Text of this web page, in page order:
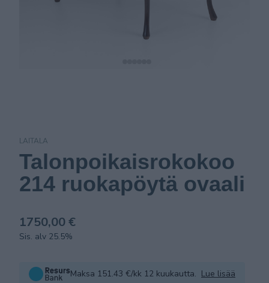
LAITALA
Talonpoikaisrokokoo
214 ruokapöytä ovaali
1750,00 €
Sis. alv 25.5%
Maksa 151.43 €/kk 12 kuukautta. Lue lisää